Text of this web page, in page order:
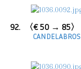
92. 〈€ 50 → 85〉
CANDELABROS